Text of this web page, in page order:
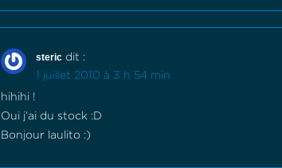
steric dit :
1 juillet 2010 à 3 h 54 min
hihihi !
Oui j’ai du stock :D
Bonjour laulito :)